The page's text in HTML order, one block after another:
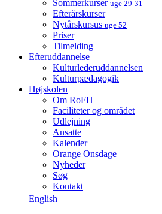
Sommerkurser uge 29-31
Efterårskurser
Nytårskursus uge 52
Priser
Tilmelding
Efteruddannelse
Kulturlederuddannelsen
Kulturpædagogik
Højskolen
Om RoFH
Faciliteter og området
Udlejning
Ansatte
Kalender
Orange Onsdage
Nyheder
Søg
Kontakt
English